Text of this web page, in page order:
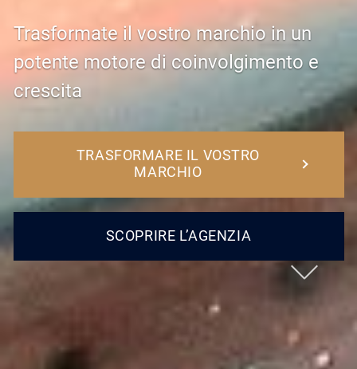
Trasformate il vostro marchio in un
potente motore di coinvolgimento e
crescita
SCOPRIRE L’AGENZIA
TRASFORMARE IL VOSTRO
MARCHIO